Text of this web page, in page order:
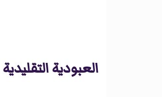
العبودية التقليدية